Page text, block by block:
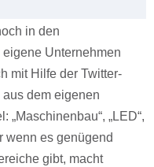
in den
Unternehmen
mit Hilfe der Twitter-
dem eigenen
„LED“,
wenn es genügend
gibt, macht